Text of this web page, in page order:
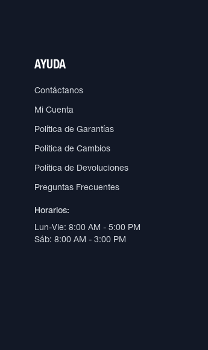
AYUDA
Contáctanos
Mi Cuenta
Política de Garantías
Política de Cambios
Política de Devoluciones
Preguntas Frecuentes
Horarios:
Lun-Vie: 8:00 AM - 5:00 PM
Sáb: 8:00 AM - 3:00 PM